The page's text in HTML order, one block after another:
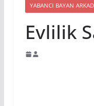
YABANCI BAYAN
Evlilik